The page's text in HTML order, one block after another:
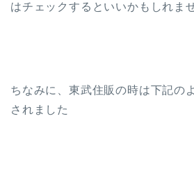
はチェックするといいかもしれま
ちなみに、東武住販の時は下記の
されました